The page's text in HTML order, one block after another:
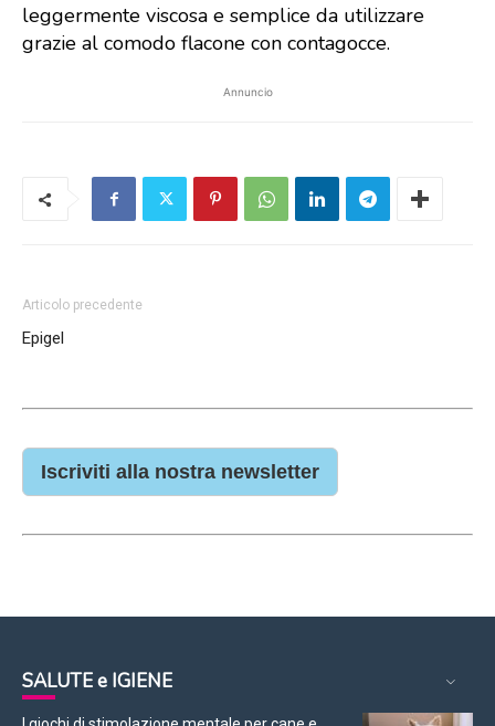
leggermente viscosa e semplice da utilizzare
grazie al comodo flacone con contagocce.
Annuncio
Articolo precedente
Epigel
Iscriviti alla nostra newsletter
SALUTE e IGIENE